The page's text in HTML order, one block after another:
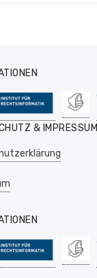
& IMPRESSUM